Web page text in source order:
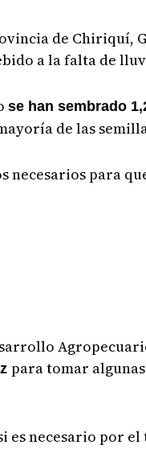
de Chiriquí,
a la falta de
se han sembrado
de las
necesarios para
para tomar
es necesario por